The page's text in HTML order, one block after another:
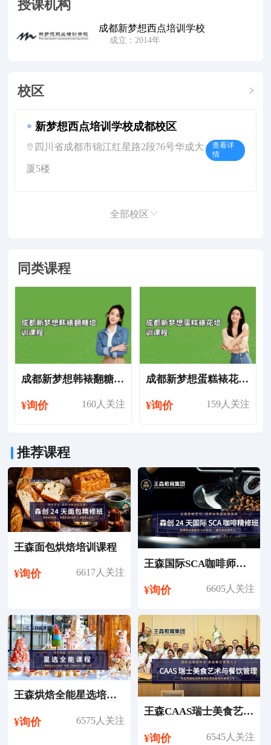
授课机构
成都新梦想西点培训学校
成立：2014年
校区
新梦想西点培训学校成都校区
四川省成都市锦江红星路2段76号华成大
厦5楼
查看详
情
全部校区
同类课程
成都新梦想韩裱翻糖培训课程
¥询价 160人关注
成都新梦想蛋糕裱花培训课程
¥询价 159人关注
推荐课程
王森面包烘焙培训课程
¥询价 6617人关注
王森国际SCA咖啡师考证培训课程
¥询价 6605人关注
王森烘焙全能星选培训课程
¥询价 6575人关注
王森CAAS瑞士美食艺术与餐饮管理专业留学
¥询价 6545人关注